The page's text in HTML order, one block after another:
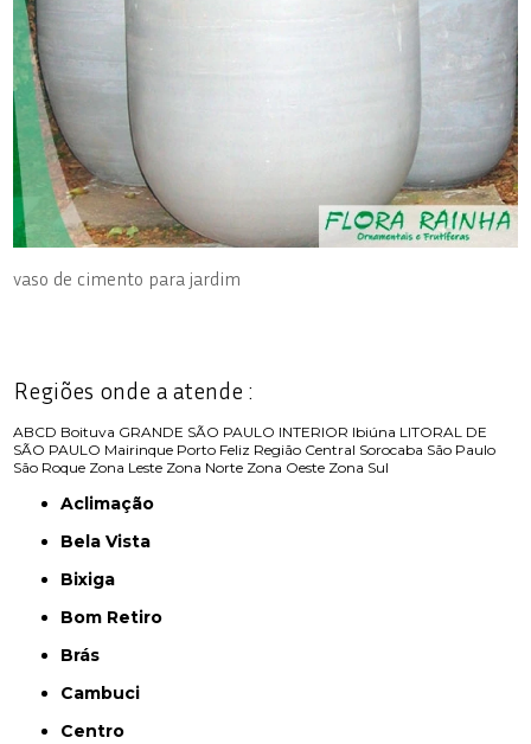
vaso de cimento para jardim
Regiões onde a atende :
ABCD Boituva GRANDE SÃO PAULO INTERIOR Ibiúna LITORAL DE
SÃO PAULO Mairinque Porto Feliz Região Central Sorocaba São Paulo
São Roque Zona Leste Zona Norte Zona Oeste Zona Sul
Aclimação
Bela Vista
Bixiga
Bom Retiro
Brás
Cambuci
Centro